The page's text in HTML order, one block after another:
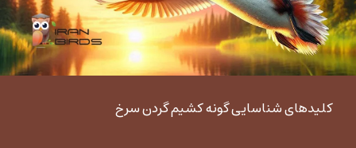
کلیدهای شناسایی گونه کشیم گردن سرخ